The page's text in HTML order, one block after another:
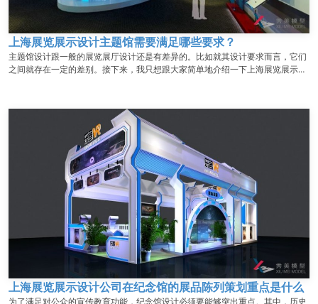
上海展览展示设计主题馆需要满足哪些要求？
主题馆设计跟一般的展览展厅设计还是有差异的。比如就其设计要求而言，它们
之间就存在一定的差别。接下来，我只想跟大家简单地介绍一下上海展览展示设
上海展览展示设计公司在纪念馆的展品陈列策划重点是什么
为了满足对公众的宣传教育功能，纪念馆设计必须要能够突出重点。其中，历史